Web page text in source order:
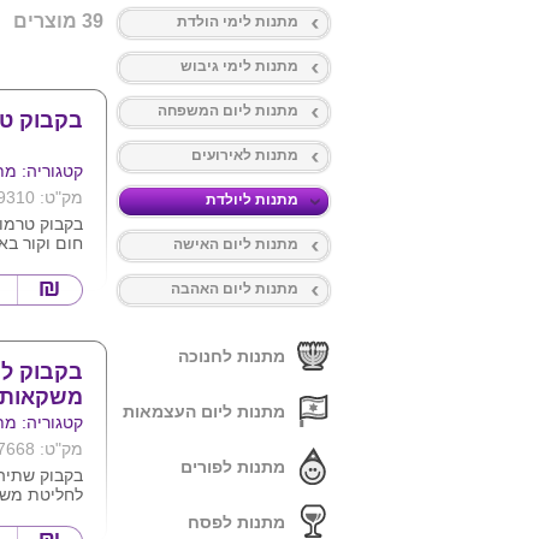
מתנות לימי הולדת
מתנות לימי גיבוש
מתנות ליום המשפחה
מתנות לאירועים
מתנות ליולדת
מתנות ליום האישה
מתנות ליום האהבה
מתנות לחנוכה
מתנות ליום העצמאות
מתנות לפורים
מתנות לפסח
39 מוצרים
בקבוק
קטגוריה:
מק"ט: 9310
חום וקור
ניתן
בקבוק
משקאות
קטגוריה:
מק"ט: 7668
לחליטת
בחום ובקור